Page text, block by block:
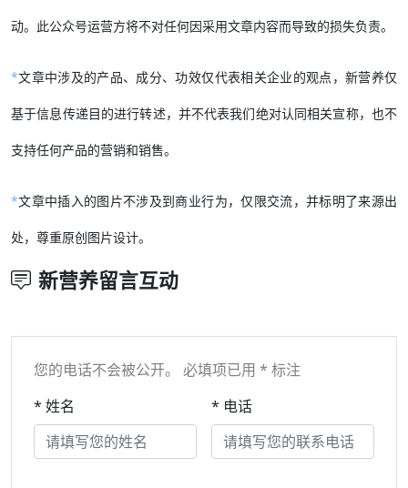
动。此公众号运营方将不对任何因采用文章内容而导致的损失负责。
*文章中涉及的产品、成分、功效仅代表相关企业的观点，新营养仅
基于信息传递目的进行转述，并不代表我们绝对认同相关宣称，也不
支持任何产品的营销和销售。
*文章中插入的图片不涉及到商业行为，仅限交流，并标明了来源出
处，尊重原创图片设计。
新营养留言互动
您的电话不会被公开。 必填项已用 * 标注
* 姓名
* 电话